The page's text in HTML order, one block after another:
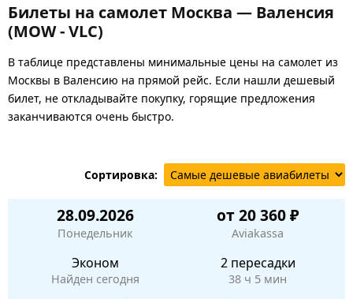
Билеты на самолет Москва — Валенсия
(MOW - VLC)
В таблице представлены минимальные цены на самолет из
Москвы в Валенсию на прямой рейс. Если нашли дешевый
билет, не откладывайте покупку, горящие предложения
заканчиваются очень быстро.
Сортировка:
28.09.2026
Понедельник
от 20 360 ₽
Aviakassa
Эконом
Найден сегодня
2 пересадки
38 ч 5 мин